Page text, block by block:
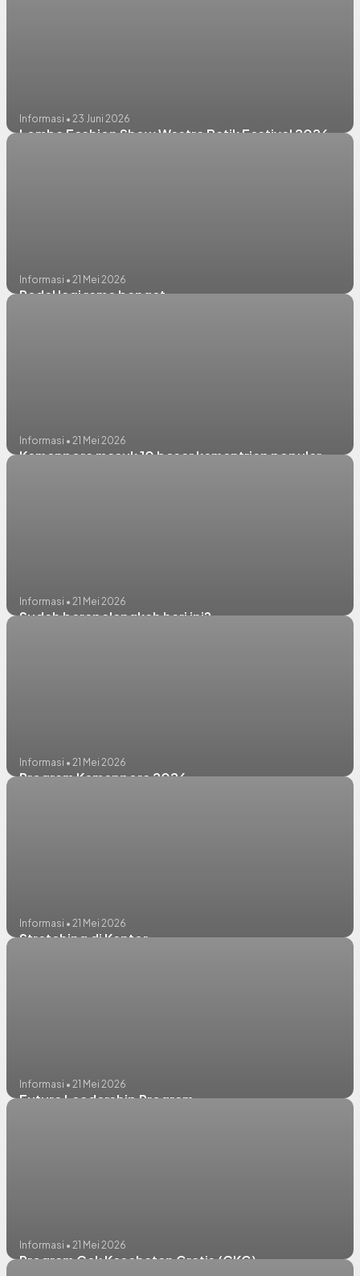
Informasi • 23 Juni 2026
Lomba Fashion Show Wastra Batik Festival 2026
Informasi • 21 Mei 2026
Pedel lagi rame banget
Informasi • 21 Mei 2026
Kemenpora masuk 10 besar kementrian populer
Informasi • 21 Mei 2026
Sudah berapalangkah hari ini?
Informasi • 21 Mei 2026
Program Kemenpora 2026
Informasi • 21 Mei 2026
Stretching di Kantor
Informasi • 21 Mei 2026
Future Leadership Program
Informasi • 21 Mei 2026
Program Cek Kesehatan Gratis (CKG)